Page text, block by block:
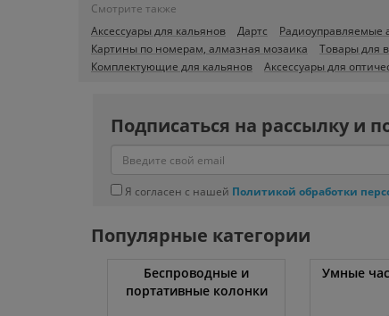
Смотрите также
Аксессуары для кальянов
Дартс Радиоуправляемые
Картины по номерам, алмазная мозаика
Товары для
Комплектующие для кальянов
Аксессуары для
Подписаться на рассылку и
Я согласен с нашей Политикой обработки
Популярные категории
Беспроводные и
портативные колонки
Умные